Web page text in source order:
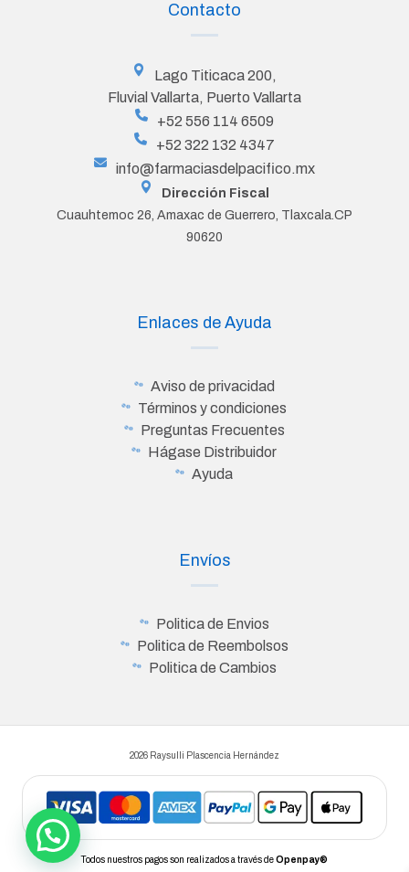
Contacto
Lago Titicaca 200,
Fluvial Vallarta, Puerto Vallarta
+52 556 114 6509
+52 322 132 4347
info@farmaciasdelpacifico.mx
Dirección Fiscal
Cuauhtemoc 26, Amaxac de Guerrero, Tlaxcala.CP
90620
Enlaces de Ayuda
Aviso de privacidad
Términos y condiciones
Preguntas Frecuentes
Hágase Distribuidor
Ayuda
Envíos
Politica de Envios
Politica de Reembolsos
Politica de Cambios
2026 Raysulli Plascencia Hernández
Todos nuestros pagos son realizados a través deOpenpay®